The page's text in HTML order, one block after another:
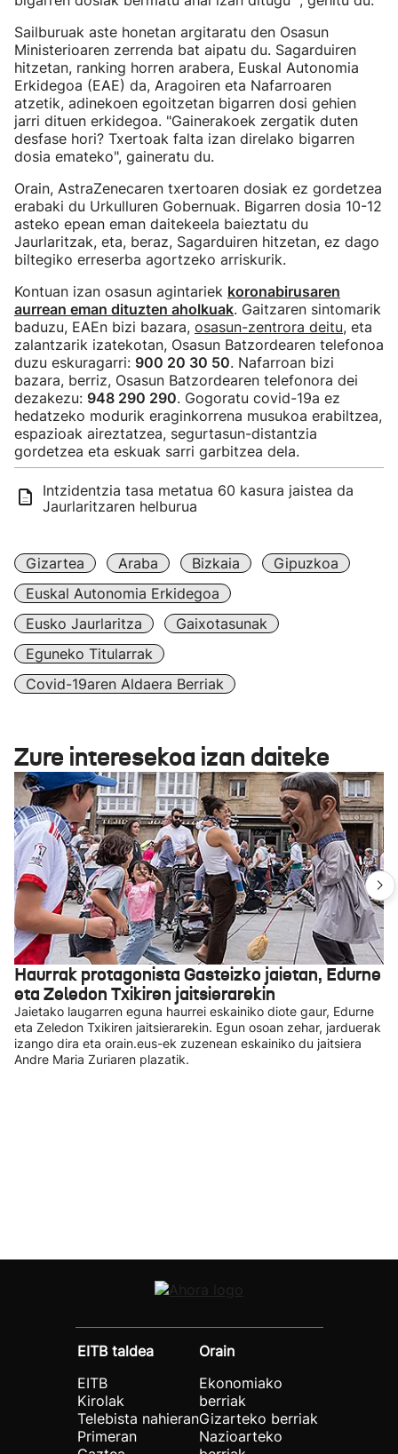
Sailburuak aste honetan argitaratu den Osasun
Ministerioaren zerrenda bat aipatu du. Sagarduiren
hitzetan, ranking horren arabera, Euskal Autonomia
Erkidegoa (EAE) da, Aragoiren eta Nafarroaren
atzetik, adinekoen egoitzetan bigarren dosi gehien
jarri dituen erkidegoa. "Gainerakoek zergatik duten
desfase hori? Txertoak falta izan direlako bigarren
dosia emateko", gaineratu du.
Orain, AstraZenecaren txertoaren dosiak ez gordetzea
erabaki du Urkulluren Gobernuak. Bigarren dosia 10-12
asteko epean eman daitekeela baieztatu du
Jaurlaritzak, eta, beraz, Sagarduiren hitzetan, ez dago
biltegiko erreserba agortzeko arriskurik.
Kontuan izan osasun agintariek koronabirusaren
aurrean eman dituzten aholkuak. Gaitzaren sintomarik
baduzu, EAEn bizi bazara, osasun-zentrora deitu, eta
zalantzarik izatekotan, Osasun Batzordearen telefonoa
duzu eskuragarri: 900 20 30 50. Nafarroan bizi
bazara, berriz, Osasun Batzordearen telefonora dei
dezakezu: 948 290 290. Gogoratu covid-19a ez
hedatzeko modurik eraginkorrena musukoa erabiltzea,
espazioak aireztatzea, segurtasun-distantzia
gordetzea eta eskuak sarri garbitzea dela.
Intzidentzia tasa metatua 60 kasura jaistea da
Jaurlaritzaren helburua
Gizartea Araba Bizkaia
Gipuzkoa
Euskal Autonomia Erkidegoa
Eusko Jaurlaritza
Gaixotasunak
Eguneko Titularrak
Covid-19aren Aldaera Berriak
Zure interesekoa izan daiteke
Haurrak protagonista Gasteizko jaietan, Edurne
eta Zeledon Txikiren jaitsierarekin
Jaietako laugarren eguna haurrei eskainiko diote gaur, Edurne
eta Zeledon Txikiren jaitsierarekin. Egun osoan zehar, jarduerak
izango dira eta orain.eus-ek zuzenean eskainiko du jaitsiera
Andre Maria Zuriaren plazatik.
EITB taldea
EITB
Kirolak
Telebista nahieran
Primeran
Orain
Ekonomiako
berriak
Gizarteko berriak
Nazioarteko